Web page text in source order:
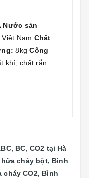
Nước sản
Việt Nam Chất
8kgCông
khí, chất rắn
BC, CO2 tại Hà
cháy bột, Bình
cháy CO2, Bình